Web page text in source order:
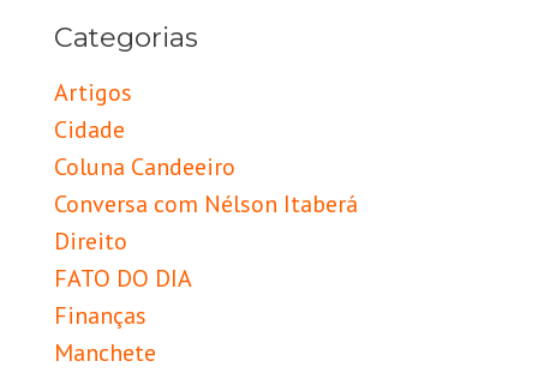
Categorias
Artigos
Cidade
Coluna Candeeiro
Conversa com Nélson Itaberá
Direito
FATO DO DIA
Finanças
Manchete